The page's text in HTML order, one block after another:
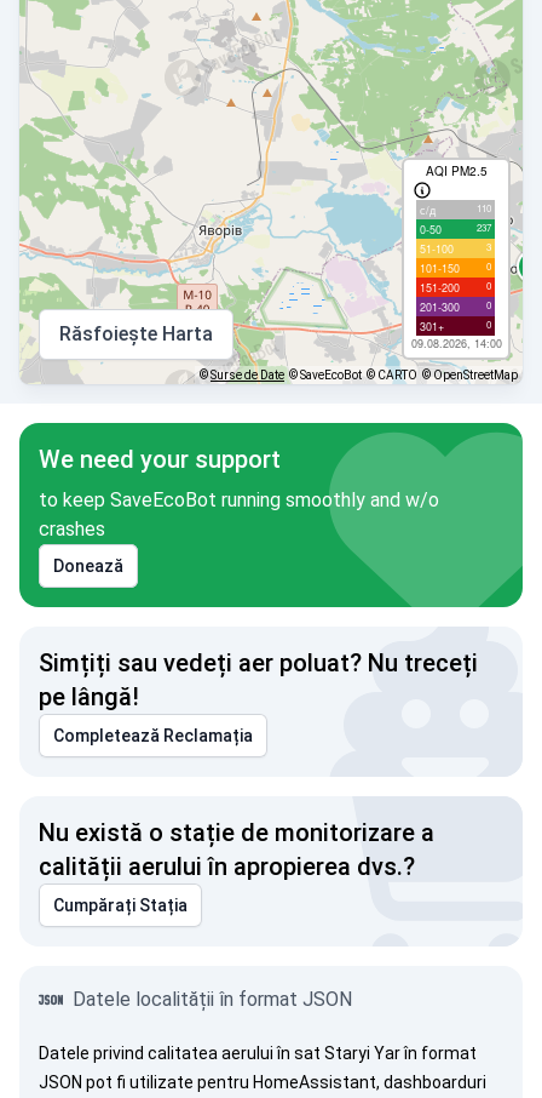
AQI PM2.5
с/д 110
0-50 237
51-100 3
101-150 0
151-200 0
201-300 0
301+ 0
09.08.2026, 14:00
Răsfoiește Harta
©Surse de Date © SaveEcoBot © CARTO © OpenStreetMap
We need your support
to keep SaveEcoBot running smoothly and w/o
crashes
Donează
Simțiți sau vedeți aer poluat? Nu treceți
pe lângă!
Completează Reclamația
Nu există o stație de monitorizare a
calității aerului în apropierea dvs.?
Cumpărați Stația
Datele localității în format JSON
Datele privind calitatea aerului în sat Staryi Yar în format
JSON pot fi utilizate pentru HomeAssistant, dashboarduri